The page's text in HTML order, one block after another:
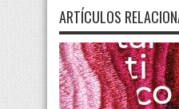
ARTÍCULOS